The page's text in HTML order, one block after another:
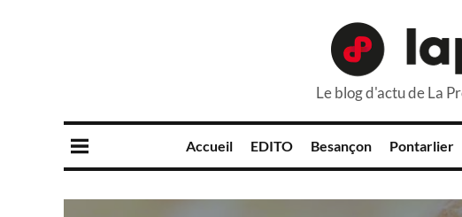
Le blog d'actu de La
Accueil EDITO Besançon Pontarlier